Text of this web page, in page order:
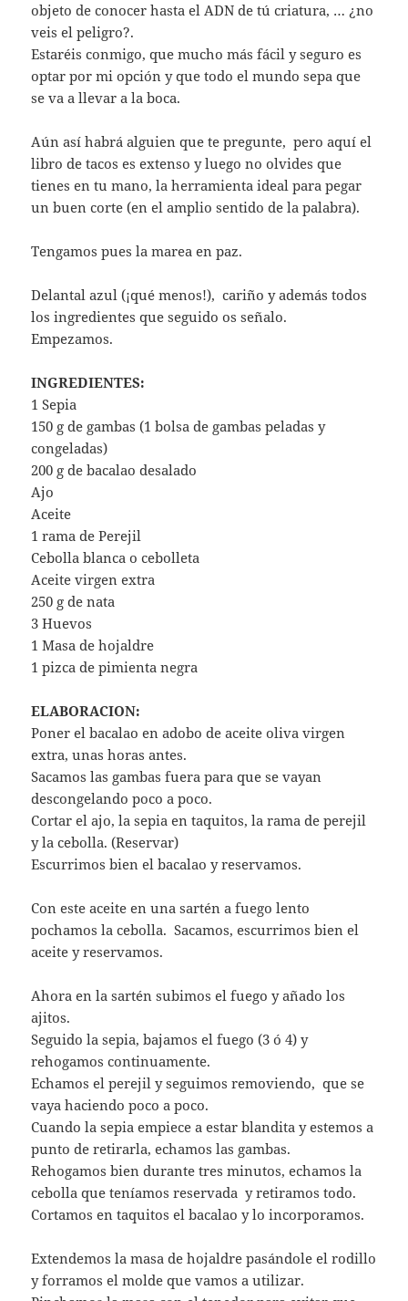
objeto de conocer hasta el ADN de tú criatura, … ¿no
veis el peligro?.
Estaréis conmigo, que mucho más fácil y seguro es
optar por mi opción y que todo el mundo sepa que
se va a llevar a la boca.
Aún así habrá alguien que te pregunte, pero aquí el
libro de tacos es extenso y luego no olvides que
tienes en tu mano, la herramienta ideal para pegar
un buen corte (en el amplio sentido de la palabra).
Tengamos pues la marea en paz.
Delantal azul (¡qué menos!), cariño y además todos
los ingredientes que seguido os señalo.
Empezamos.
INGREDIENTES:
1 Sepia
150 g de gambas (1 bolsa de gambas peladas y
congeladas)
200 g de bacalao desalado
Ajo
Aceite
1 rama de Perejil
Cebolla blanca o cebolleta
Aceite virgen extra
250 g de nata
3 Huevos
1 Masa de hojaldre
1 pizca de pimienta negra
ELABORACION:
Poner el bacalao en adobo de aceite oliva virgen
extra, unas horas antes.
Sacamos las gambas fuera para que se vayan
descongelando poco a poco.
Cortar el ajo, la sepia en taquitos, la rama de perejil
y la cebolla. (Reservar)
Escurrimos bien el bacalao y reservamos.
Con este aceite en una sartén a fuego lento
pochamos la cebolla. Sacamos, escurrimos bien el
aceite y reservamos.
Ahora en la sartén subimos el fuego y añado los
ajitos.
Seguido la sepia, bajamos el fuego (3 ó 4) y
rehogamos continuamente.
Echamos el perejil y seguimos removiendo, que se
vaya haciendo poco a poco.
Cuando la sepia empiece a estar blandita y estemos a
punto de retirarla, echamos las gambas.
Rehogamos bien durante tres minutos, echamos la
cebolla que teníamos reservada y retiramos todo.
Cortamos en taquitos el bacalao y lo incorporamos.
Extendemos la masa de hojaldre pasándole el rodillo
y forramos el molde que vamos a utilizar.